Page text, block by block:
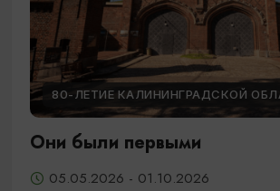
80-ЛЕТИЕ КАЛИНИНГРАДСКОЙ
Они были первыми
05.05.2026 - 01.10.2026